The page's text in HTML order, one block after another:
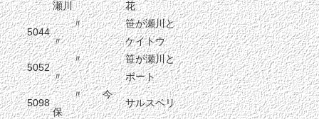
瀬川 花
5044
〃
〃
笹が瀬川と
ケイトウ
5052
〃
〃
笹が瀬川と
ボート
5098
〃 今
保
サルスベリ